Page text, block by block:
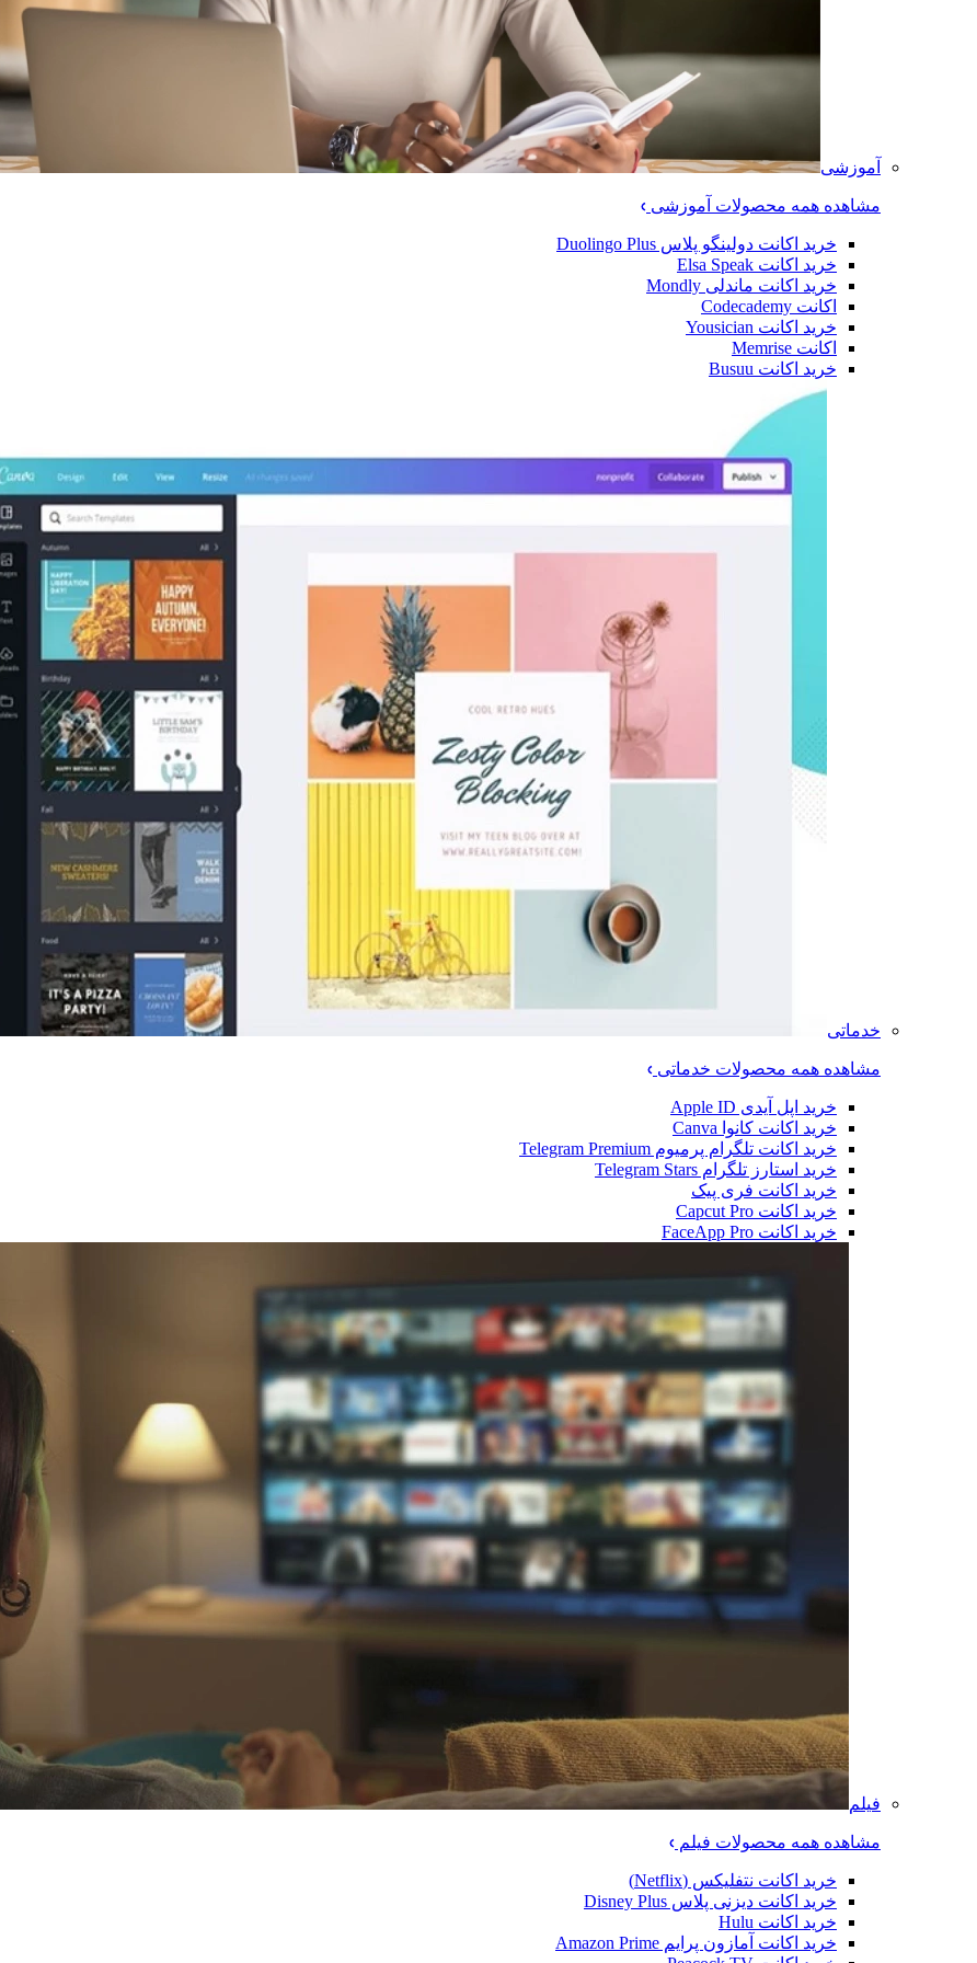
آموزشی
مشاهده همه محصولات آموزشی
خرید اکانت دولینگو پلاس Duolingo Plus
خرید اکانت Elsa Speak
خرید اکانت ماندلی Mondly
اکانت Codecademy
خرید اکانت Yousician
اکانت Memrise
خرید اکانت ‌Busuu
خدماتی
مشاهده همه محصولات خدماتی
خرید اپل آیدی Apple ID
خرید اکانت کانوا Canva
خرید اکانت تلگرام پرمیوم Telegram Premium
خرید استارز تلگرام Telegram Stars
خرید اکانت فری پیک
خرید اکانت Capcut Pro
خرید اکانت FaceApp Pro
فیلم
مشاهده همه محصولات فیلم
خرید اکانت نتفلیکس (Netflix)
خرید اکانت دیزنی پلاس Disney Plus
خرید اکانت Hulu
خرید اکانت آمازون پرایم Amazon Prime